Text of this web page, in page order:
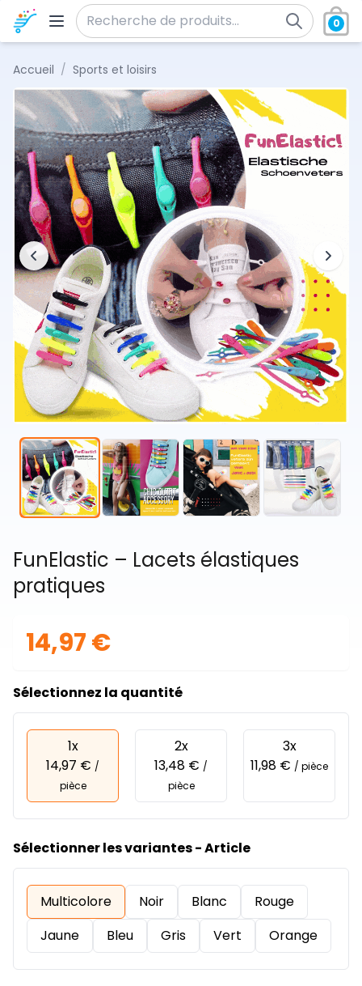
Aller au contenu
Recherche pour :
0
Accueil / Sports et loisirs
FunElastic – Lacets élastiques
pratiques
14,97 €
Sélectionnez la quantité
1x
14,97 € /
pièce
2x
13,48 € /
pièce
3x
11,98 € / pièce
Sélectionner les variantes - Article
Multicolore Noir Blanc
Rouge
Jaune
Bleu Gris Vert Orange